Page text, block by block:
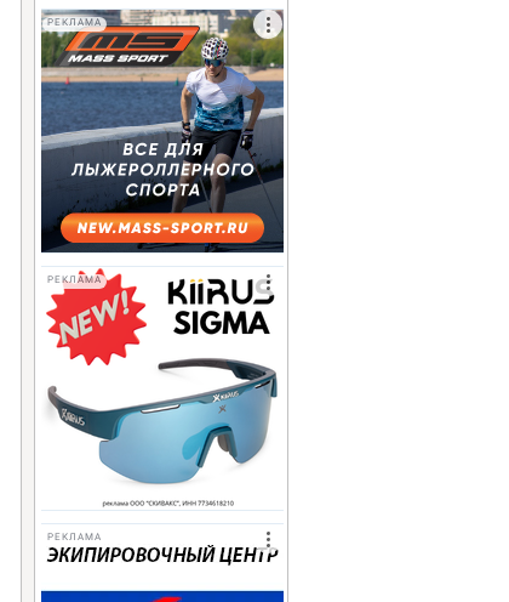
РЕКЛАМА
РЕКЛАМА
РЕКЛАМА